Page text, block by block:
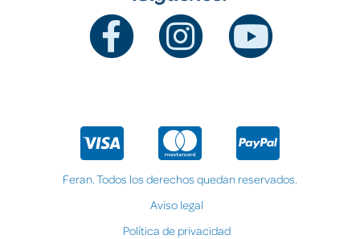
Feran. Todos los derechos quedan reservados.
Aviso legal
Política de privacidad